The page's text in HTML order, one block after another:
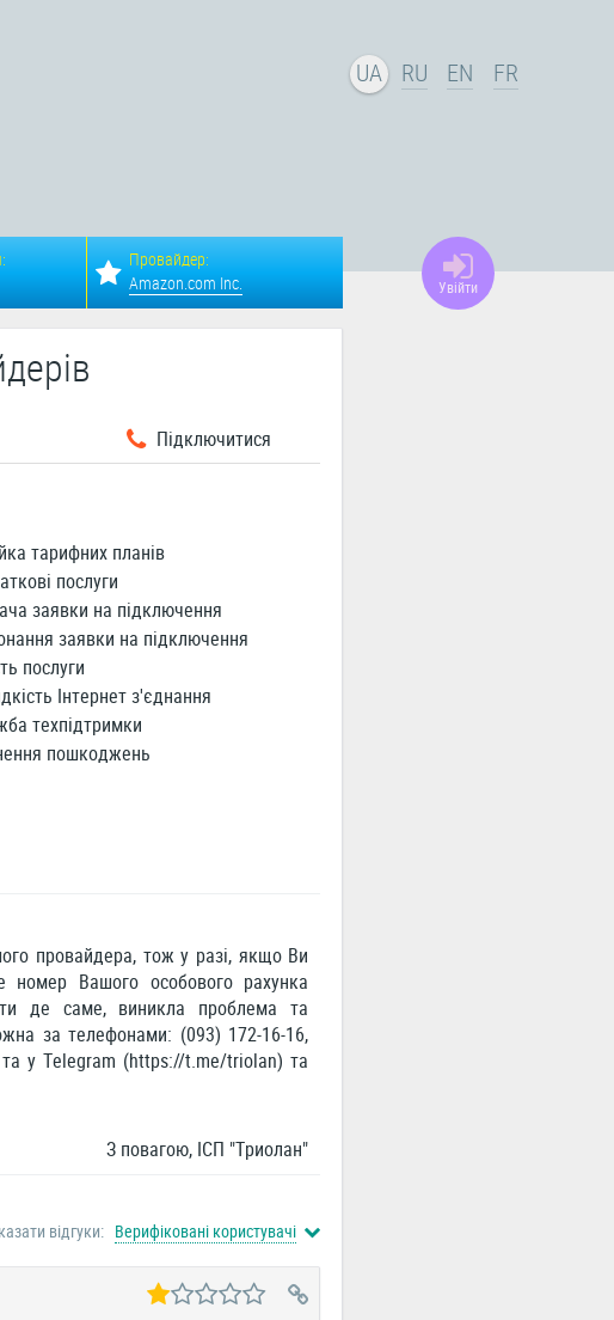
UA RU EN FR
Увійти
Провайдер:
Amazon.com Inc.
Підключитися
тарифних планів
послуги
заявки на підключення
заявки на підключення
послуги
Інтернет з'єднання
техпідтримки
пошкоджень
провайдера, тож у разі, якщо Ви
номер Вашого особового рахунка
де саме, виникла проблема та
за телефонами: (093) 172-16-16,
у Telegram (https://t.me/triolan) та
З повагою, ІСП "Триолан"
відгуки: Верифіковані користувачі